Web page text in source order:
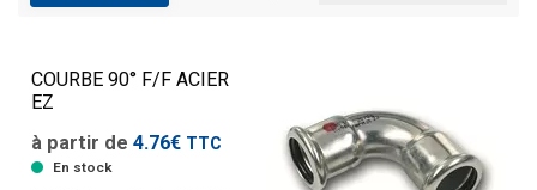
COURBE 90° F/F ACIER
EZ
à partir de 4.76€ TTC
En stock